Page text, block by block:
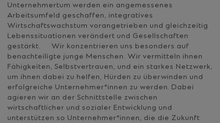
Unternehmertum werden ein angemessenes
Arbeitsumfeld geschaffen, integratives
Wirtschaftswachstum vorangetrieben und gleichzeitig
Lebenssituationen verändert und Gesellschaften
gestärkt. Wir konzentrieren uns besonders auf
benachteiligte junge Menschen. Wir vermitteln ihnen
Fähigkeiten, Selbstvertrauen, und ein starkes Netzwerk,
um ihnen dabei zu helfen, Hürden zu überwinden und
erfolgreiche Unternehmer*innen zu werden. Dabei
agieren wir an der Schnittstelle zwischen
wirtschaftlicher und sozialer Entwicklung und
unterstützen so Unternehmer*innen, die die Zukunft